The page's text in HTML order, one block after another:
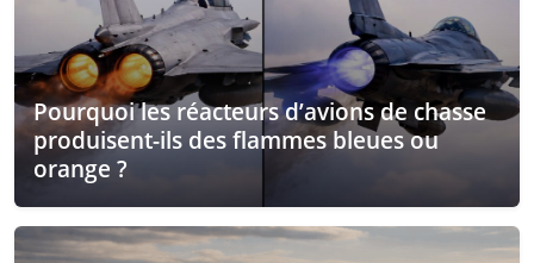
Pourquoi les réacteurs d’avions de chasse
produisent-ils des flammes bleues ou
orange ?